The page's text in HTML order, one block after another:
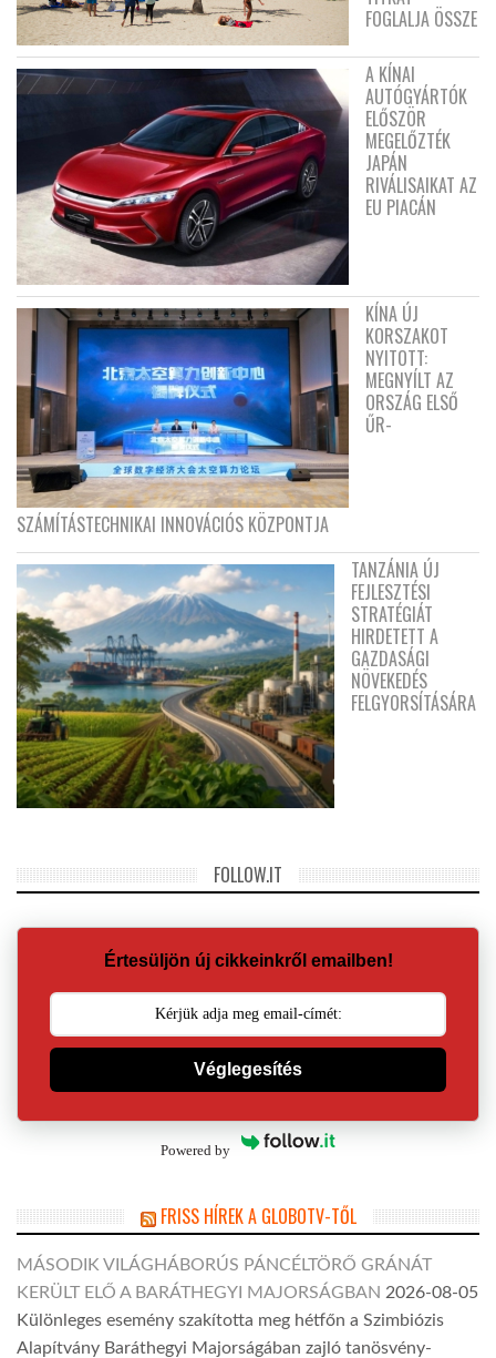
FOGLALJA ÖSSZE
A KÍNAI
AUTÓGYÁRTÓK
ELŐSZÖR
MEGELŐZTÉK
JAPÁN
RIVÁLISAIKAT AZ
EU PIACÁN
KÍNA ÚJ
KORSZAKOT
NYITOTT:
MEGNYÍLT AZ
ORSZÁG ELSŐ
ŰR-
SZÁMÍTÁSTECHNIKAI INNOVÁCIÓS KÖZPONTJA
TANZÁNIA ÚJ
FEJLESZTÉSI
STRATÉGIÁT
HIRDETETT A
GAZDASÁGI
NÖVEKEDÉS
FELGYORSÍTÁSÁRA
FOLLOW.IT
Értesüljön új cikkeinkről emailben!
Véglegesítés
Powered by
FRISS HÍREK A GLOBOTV-TŐL
MÁSODIK VILÁGHÁBORÚS PÁNCÉLTÖRŐ GRÁNÁT
KERÜLT ELŐ A BARÁTHEGYI MAJORSÁGBAN 2026-08-05
Különleges esemény szakította meg hétfőn a Szimbiózis
Alapítvány Baráthegyi Majorságában zajló tanösvény-